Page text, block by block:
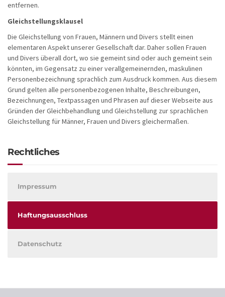
entfernen.
Gleichstellungsklausel
Die Gleichstellung von Frauen, Männern und Divers stellt einen
elementaren Aspekt unserer Gesellschaft dar. Daher sollen Frauen
und Divers überall dort, wo sie gemeint sind oder auch gemeint sein
könnten, im Gegensatz zu einer verallgemeinernden, maskulinen
Personenbezeichnung sprachlich zum Ausdruck kommen. Aus diesem
Grund gelten alle personenbezogenen Inhalte, Beschreibungen,
Bezeichnungen, Textpassagen und Phrasen auf dieser Webseite aus
Gründen der Gleichbehandlung und Gleichstellung zur sprachlichen
Gleichstellung für Männer, Frauen und Divers gleichermaßen.
Rechtliches
Impressum
Haftungsausschluss
Datenschutz